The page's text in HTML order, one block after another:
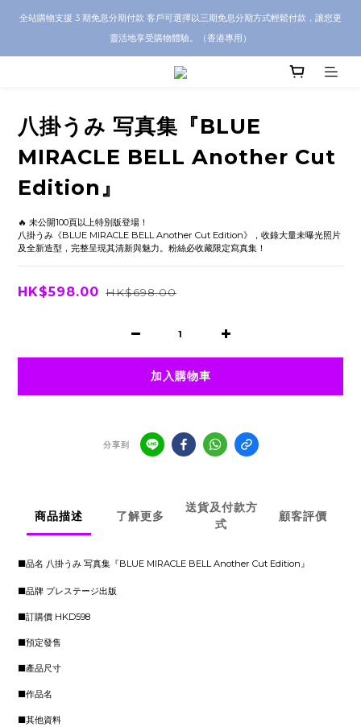
CRA5Y SHOP 全店 100% 正品保證｜支持香港本地 + 海外寄送｜💬 有任何問題？歡
迎 WhatsApp 聯絡我們查詢代購服務
全站購物支援 3 期免息分期付款 客戶可選擇以三期免息分期方式輕鬆付款，讓您更
靈活地享受購物體驗。（香港專用）
CRA5Y SHOP 全店 100% 正品保證｜支持香港本地 + 海外寄送｜💬 有任何問題？歡
八掛うみ 写真集『BLUE
MIRACLE BELL Another Cut
Edition』
🔥 未公開100頁以上特別版登場！
八掛うみ《BLUE MIRACLE BELL Another Cut Edition》，收錄大量未曝光照片
及全新造型，完整呈現其清新與魅力。粉絲必收藏限定寫真集！
HK$598.00 HK$698.00
加入購物車
分享到
商品描述 了解更多
送貨及付款方
式
顧客評價
■品名 八掛うみ 写真集『BLUE MIRACLE BELL Another Cut Edition』
■品牌 プレステージ出版
■訂購價 HKD598
■預定發售
■產品尺寸
■作品名
■其他資料